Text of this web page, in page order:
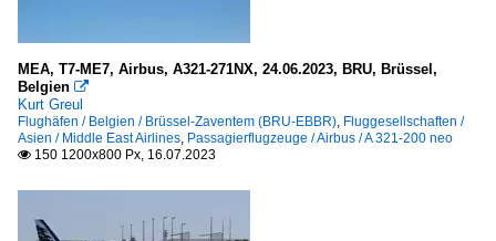
MEA, T7-ME7, Airbus, A321-271NX, 24.06.2023, BRU, Brüssel,
Belgien 
Kurt Greul
Flughäfen / Belgien / Brüssel-Zaventem (BRU-EBBR), Fluggesellschaften /
Asien / Middle East Airlines, Passagierflugzeuge / Airbus / A 321-200 neo
 150 1200x800 Px, 16.07.2023